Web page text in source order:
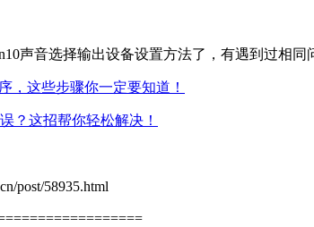
声音选择输出设备设置方法了，有遇到过相
，这些步骤你一定要知道！
？这招帮你轻松解决！
post/58935.html